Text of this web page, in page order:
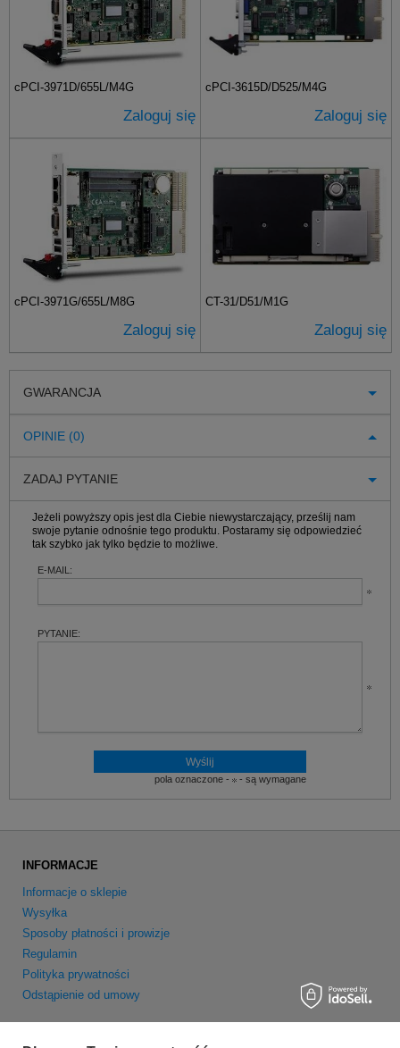
cPCI-3971D/655L/M4G
Zaloguj się
cPCI-3615D/D525/M4G
Zaloguj się
cPCI-3971G/655L/M8G
Zaloguj się
CT-31/D51/M1G
Zaloguj się
GWARANCJA
OPINIE (0)
ZADAJ PYTANIE
Jeżeli powyższy opis jest dla Ciebie niewystarczający, prześlij nam
swoje pytanie odnośnie tego produktu. Postaramy się odpowiedzieć
tak szybko jak tylko będzie to możliwe.
E-MAIL:
PYTANIE:
pola oznaczone - - są wymagane
INFORMACJE
Informacje o sklepie
Wysyłka
Sposoby płatności i prowizje
Regulamin
Polityka prywatności
Odstąpienie od umowy